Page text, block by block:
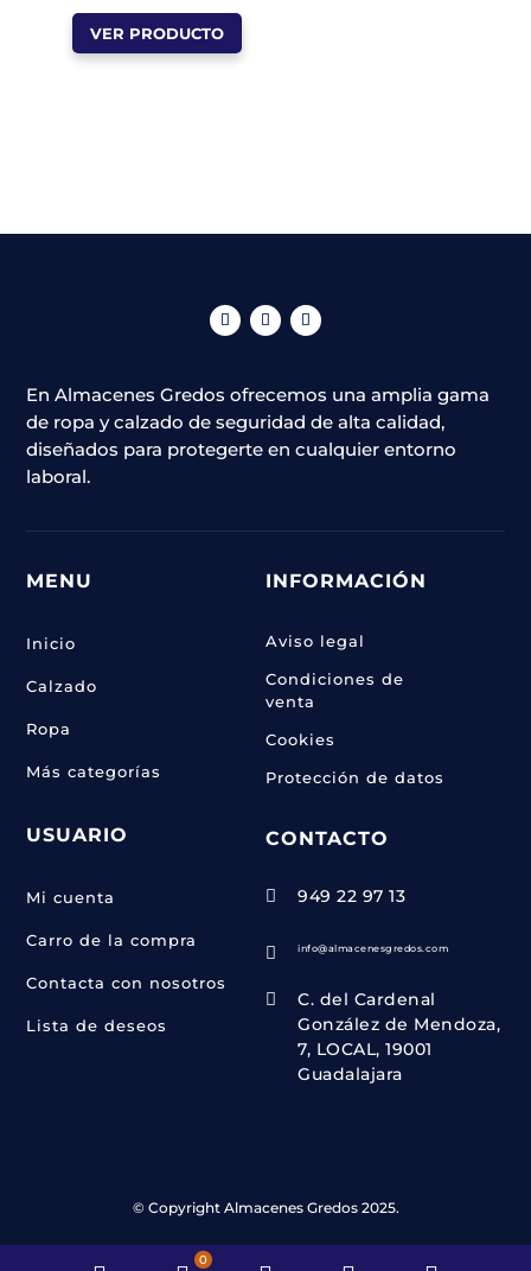
en
la
VER PRODUCTO
Este
en
página
producto
En Almacenes Gredos ofrecemos una amplia gama
de ropa y calzado de seguridad de alta calidad,
diseñados para protegerte en cualquier entorno
laboral.
MENU
Inicio
Calzado
Ropa
Más categorías
USUARIO
Mi cuenta
Carro de la compra
Contacta con nosotros
Lista de deseos
INFORMACIÓN
Aviso legal
Condiciones de
venta
Cookies
Protección de datos
CONTACTO
 949 22 97 13
 info@almacenesgredos.com

C. del Cardenal
González de Mendoza,
7, LOCAL, 19001
Guadalajara
© Copyright Almacenes Gredos 2025.
0